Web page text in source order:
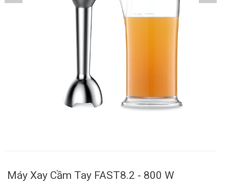
Máy Xay Cầm Tay FAST8.2 - 800 W